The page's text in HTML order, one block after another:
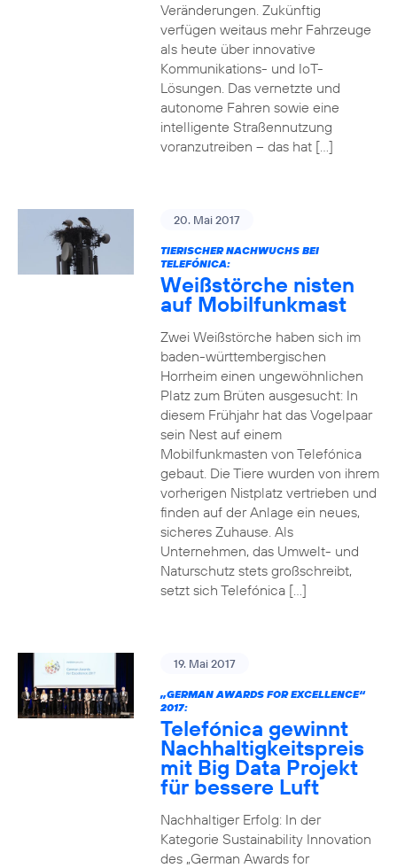
Veränderungen. Zukünftig
verfügen weitaus mehr Fahrzeuge
als heute über innovative
Kommunikations- und IoT-
Lösungen. Das vernetzte und
autonome Fahren sowie eine
intelligente Straßennutzung
voranzutreiben – das hat […]
20. Mai 2017
TIERISCHER NACHWUCHS BEI
TELEFÓNICA:
Weißstörche nisten
auf Mobilfunkmast
Zwei Weißstörche haben sich im
baden-württembergischen
Horrheim einen ungewöhnlichen
Platz zum Brüten ausgesucht: In
diesem Frühjahr hat das Vogelpaar
sein Nest auf einem
Mobilfunkmasten von Telefónica
gebaut. Die Tiere wurden von ihrem
vorherigen Nistplatz vertrieben und
finden auf der Anlage ein neues,
sicheres Zuhause. Als
Unternehmen, das Umwelt- und
Naturschutz stets großschreibt,
setzt sich Telefónica […]
19. Mai 2017
„GERMAN AWARDS FOR EXCELLENCE“
2017:
Telefónica gewinnt
Nachhaltigkeitspreis
mit Big Data Projekt
für bessere Luft
Nachhaltiger Erfolg: In der
Kategorie Sustainability Innovation
des „German Awards for